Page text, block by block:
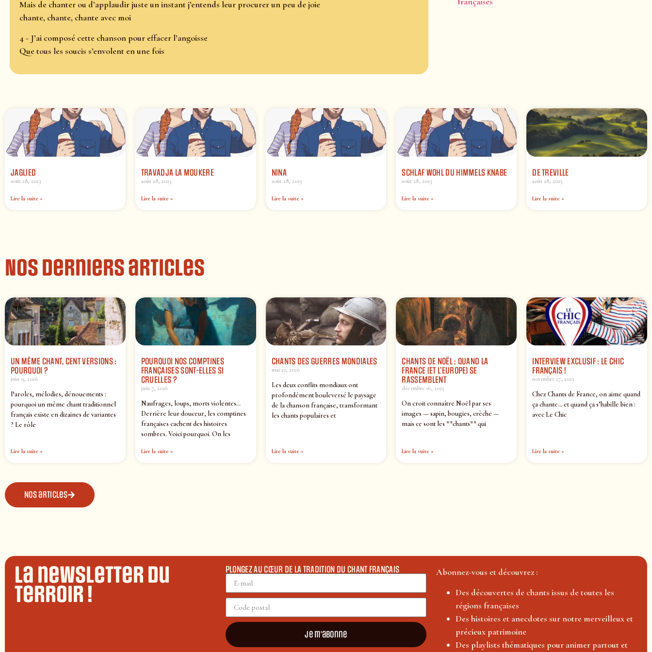
Mais de chanter ou d’applaudir juste un instant j’entends leur procurer un peu de joie
chante, chante, chante avec moi
4 - J’ai composé cette chanson pour effacer l’angoisse
Que tous les soucis s’envolent en une fois
JAGLIED
août 28, 2023
Lire la suite »
TRAVADJA LA MOUKERE
août 28, 2023
Lire la suite »
NINA
août 28, 2023
Lire la suite »
SCHLAF WOHL DU HIMMELS KNABE
août 28, 2023
Lire la suite »
DE TREVILLE
août 28, 2023
Lire la suite »
Nos derniers articles
UN MÊME CHANT, CENT VERSIONS :
POURQUOI ?
juin 9, 2026
Paroles, mélodies, dénouements :
pourquoi un même chant traditionnel
français existe en dizaines de variantes
? Le rôle
Lire la suite »
POURQUOI NOS COMPTINES
FRANÇAISES SONT-ELLES SI
CRUELLES ?
juin 7, 2026
Naufrages, loups, morts violentes…
Derrière leur douceur, les comptines
françaises cachent des histoires
sombres. Voici pourquoi. On les
Lire la suite »
CHANTS DES GUERRES MONDIALES
mai 21, 2026
Les deux conflits mondiaux ont
profondément bouleversé le paysage
de la chanson française, transformant
les chants populaires et
Lire la suite »
CHANTS DE NOËL : QUAND LA
FRANCE (ET L’EUROPE) SE
RASSEMBLENT
décembre 16, 2025
On croit connaître Noël par ses
images — sapin, bougies, crèche —
mais ce sont les **chants** qui
Lire la suite »
INTERVIEW EXCLUSIF : LE CHIC
FRANÇAIS !
novembre 27, 2025
Chez Chants de France, on aime quand
ça chante… et quand ça s’habille bien :
avec Le Chic
Lire la suite »
Nos articles
La newsletter du
terroir !
PLONGEZ AU CŒUR DE LA TRADITION DU CHANT FRANÇAIS
Je m'abonne
Abonnez-vous et découvrez :
Des découvertes de chants issus de toutes les
régions françaises
Des histoires et anecdotes sur notre merveilleux et
précieux patrimoine
Des playlists thématiques pour animer partout et